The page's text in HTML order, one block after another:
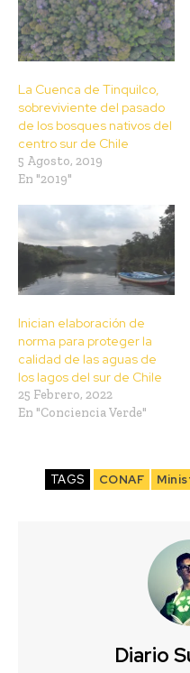
La Cuenca de Tinquilco,
sobreviviente del pasado
de los bosques nativos del
centro sur de Chile
5 Agosto, 2019
En "2019"
Inician elaboración de
norma para proteger la
calidad de las aguas de
los lagos del sur de Chile
25 Febrero, 2022
En "Conciencia Verde"
TAGS CONAF
Diario